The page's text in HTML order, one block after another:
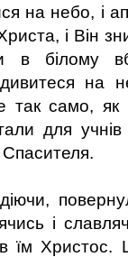
на небо, і
і Він
в білому
на
так само,
для
і
їм Христос.